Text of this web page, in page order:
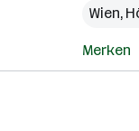
Wien,
Merken